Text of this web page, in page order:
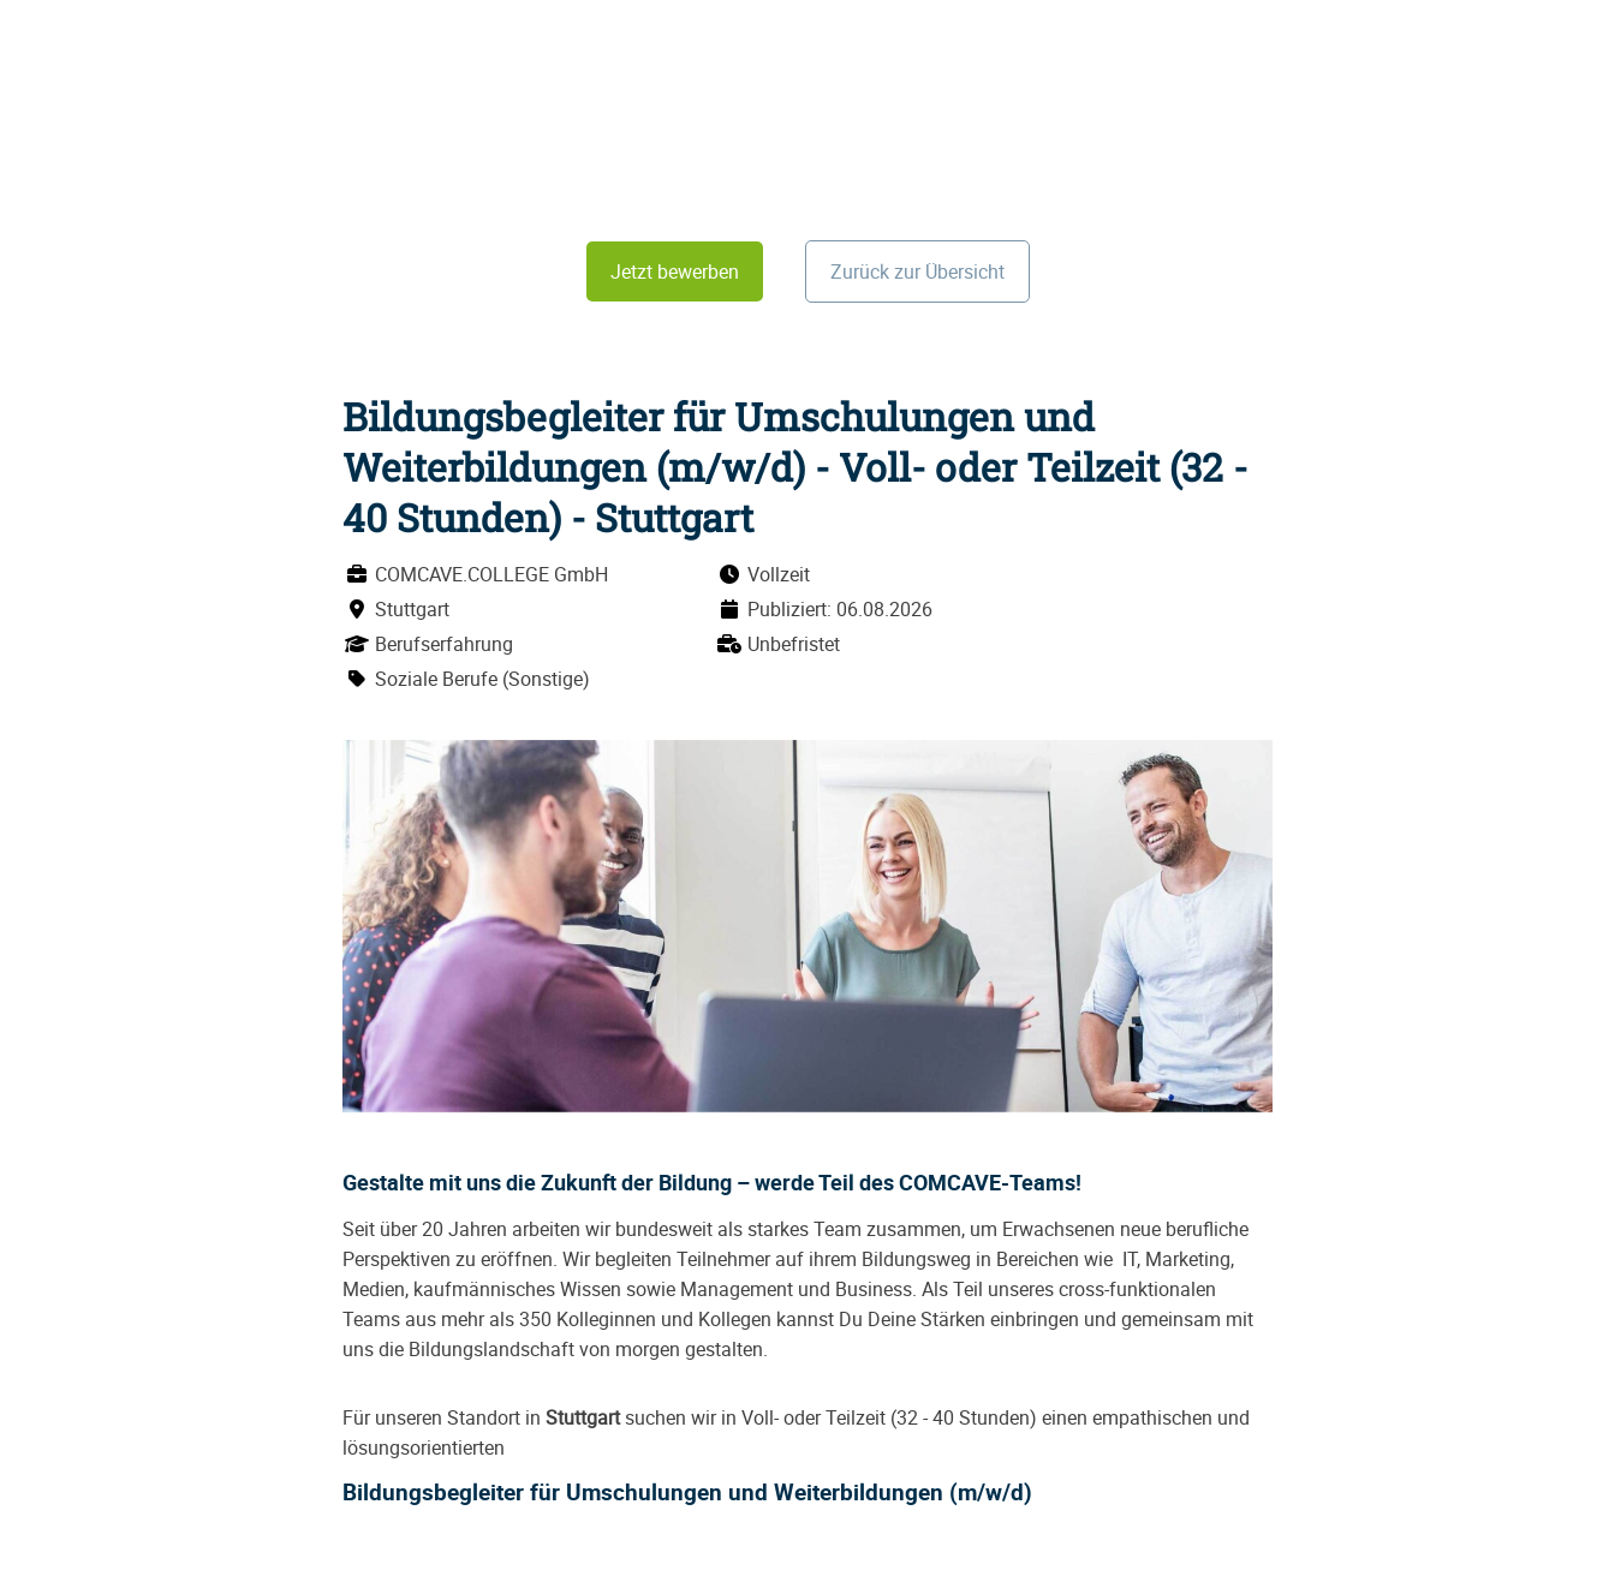
Jetzt bewerben Zurück zur Übersicht
Bildungsbegleiter für Umschulungen und
Weiterbildungen (m/w/d) - Voll- oder Teilzeit (32 -
40 Stunden) - Stuttgart
COMCAVE.COLLEGE GmbH
Stuttgart
Berufserfahrung
Soziale Berufe (Sonstige)
Vollzeit
Publiziert: 06.08.2026
Unbefristet
Gestalte mit uns die Zukunft der Bildung – werde Teil des COMCAVE-Teams!
Seit über 20 Jahren arbeiten wir bundesweit als starkes Team zusammen, um Erwachsenen neue berufliche
Perspektiven zu eröffnen. Wir begleiten Teilnehmer auf ihrem Bildungsweg in Bereichen wie IT, Marketing,
Medien, kaufmännisches Wissen sowie Management und Business. Als Teil unseres cross-funktionalen
Teams aus mehr als 350 Kolleginnen und Kollegen kannst Du Deine Stärken einbringen und gemeinsam mit
uns die Bildungslandschaft von morgen gestalten.
Für unseren Standort in Stuttgartsuchen wir in Voll- oder Teilzeit (32 - 40 Stunden) einen empathischen und
lösungsorientierten
Bildungsbegleiter für Umschulungen und Weiterbildungen (m/w/d)